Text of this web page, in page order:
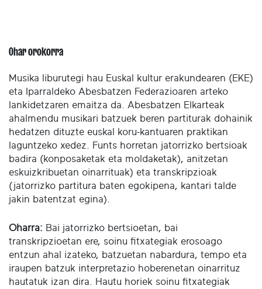
Ohar orokorra
Musika liburutegi hau Euskal kultur erakundearen (EKE)
eta Iparraldeko Abesbatzen Federazioaren arteko
lankidetzaren emaitza da. Abesbatzen Elkarteak
ahalmendu musikari batzuek beren partiturak dohainik
hedatzen dituzte euskal koru-kantuaren praktikan
laguntzeko xedez. Funts horretan jatorrizko bertsioak
badira (konposaketak eta moldaketak), anitzetan
eskuizkribuetan oinarrituak) eta transkripzioak
(jatorrizko partitura baten egokipena, kantari talde
jakin batentzat egina).
Oharra: Bai jatorrizko bertsioetan, bai
transkripzioetan ere, soinu fitxategiak erosoago
entzun ahal izateko, batzuetan nabardura, tempo eta
iraupen batzuk interpretazio hoberenetan oinarrituz
hautatuk izan dira. Hautu horiek soinu fitxategiak